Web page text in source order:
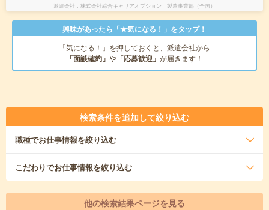
派遣会社 株式会社綜合キャリアオプション 製造事業部（全国）
興味があったら「★気になる！」をタップ！
「気になる！」を押しておくと、派遣会社から
「面談確約」 や 「応募歓迎」 が届きます！
検索条件を追加して絞り込む
職種でお仕事情報を絞り込む
こだわりでお仕事情報を絞り込む
他の検索結果ページを見る